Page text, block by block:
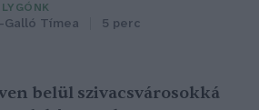
Galló Tímea 5 perc
belül szivacsvárosokká